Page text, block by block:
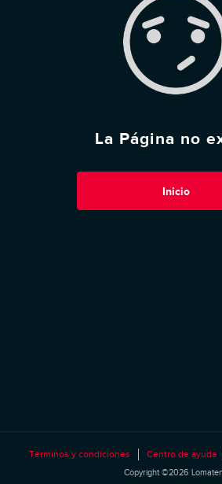
La Página no
Inicio
Términos y condiciones Centro de ayuda
Copyright ©2026